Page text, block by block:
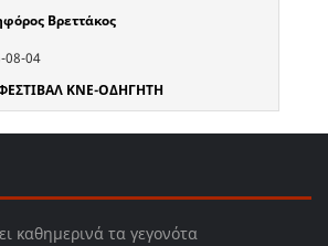
Βρεττάκος
08-04
ΚΝΕ-ΟΔΗΓΗΤΗ
καθημερινά τα γεγονότα